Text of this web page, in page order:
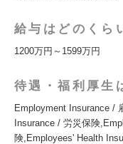
給与はどのくら
1200万円～1599万円
待遇・福利厚生
Employment Insurance /
Insurance / 労災保険
険,Employees' Health